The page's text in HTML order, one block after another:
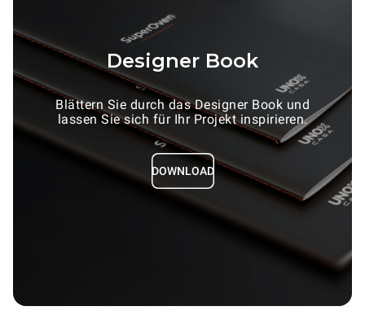
Designer Book
Blättern Sie durch das Designer Book und
lassen Sie sich für Ihr Projekt inspirieren.
DOWNLOAD